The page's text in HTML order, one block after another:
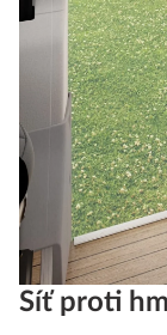
Síť proti